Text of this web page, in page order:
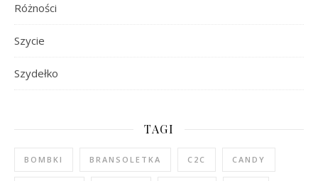
Różności
Szycie
Szydełko
TAGI
BOMBKI BRANSOLETKA C2C CANDY